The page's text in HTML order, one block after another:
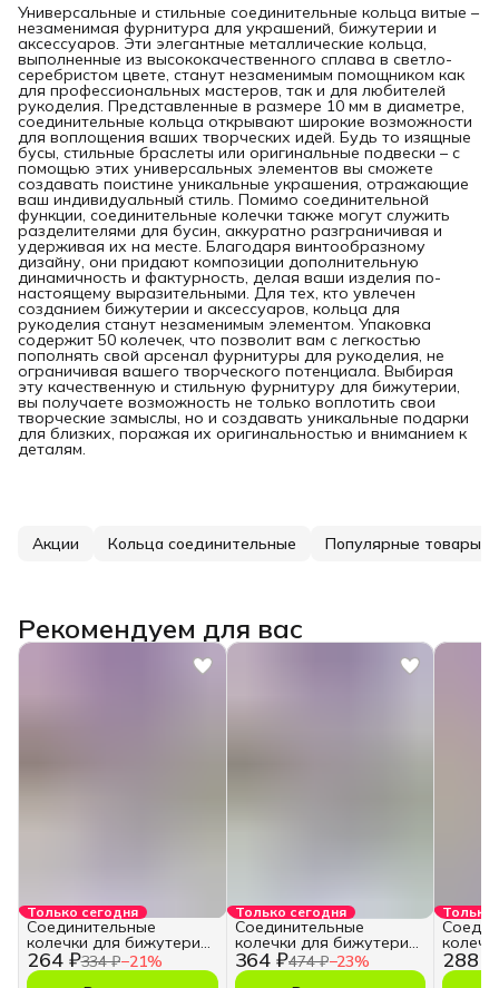
Универсальные и стильные соединительные кольца витые –
незаменимая фурнитура для украшений, бижутерии и
аксессуаров. Эти элегантные металлические кольца,
выполненные из высококачественного сплава в светло-
серебристом цвете, станут незаменимым помощником как
для профессиональных мастеров, так и для любителей
рукоделия. Представленные в размере 10 мм в диаметре,
соединительные кольца открывают широкие возможности
для воплощения ваших творческих идей. Будь то изящные
бусы, стильные браслеты или оригинальные подвески – с
помощью этих универсальных элементов вы сможете
создавать поистине уникальные украшения, отражающие
ваш индивидуальный стиль. Помимо соединительной
функции, соединительные колечки также могут служить
разделителями для бусин, аккуратно разграничивая и
удерживая их на месте. Благодаря винтообразному
дизайну, они придают композиции дополнительную
динамичность и фактурность, делая ваши изделия по-
настоящему выразительными. Для тех, кто увлечен
созданием бижутерии и аксессуаров, кольца для
рукоделия станут незаменимым элементом. Упаковка
содержит 50 колечек, что позволит вам с легкостью
пополнять свой арсенал фурнитуры для рукоделия, не
ограничивая вашего творческого потенциала. Выбирая
эту качественную и стильную фурнитуру для бижутерии,
вы получаете возможность не только воплотить свои
творческие замыслы, но и создавать уникальные подарки
для близких, поражая их оригинальностью и вниманием к
деталям.
Акции Кольца соединительные Популярные товары
Рекомендуем для вас
Только сегодня
264 ₽334 ₽−21%
Соединительные
колечки для бижутерии
и рукоделия 12 мм
Только сегодня
364 ₽474 ₽−23%
Соединительные
колечки для бижутерии
и рукоделия 8 мм
Только
288 ₽
и